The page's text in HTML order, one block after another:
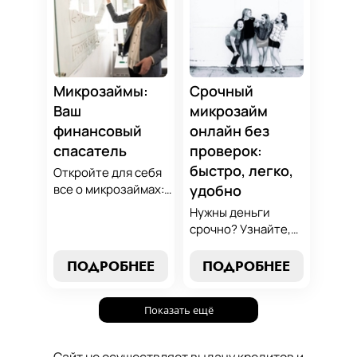
стратегии
погашения и
сделайте
осознанный выбор,
который
поддержит вашу
финансовую
стабильность.
финансово
грамотным с нами!
Микрозаймы:
Ваш
финансовый
спасатель
Откройте для себя
все о микрозаймах:
погашения. Наше
вашим надежным
помощником в мире
ПОДРОБНЕЕ
Срочный
микрозайм
онлайн без
проверок:
быстро, легко,
удобно
Нужны деньги
срочно? Узнайте,
срочный
без проверок и
длительного
ПОДРОБНЕЕ
Показать ещё